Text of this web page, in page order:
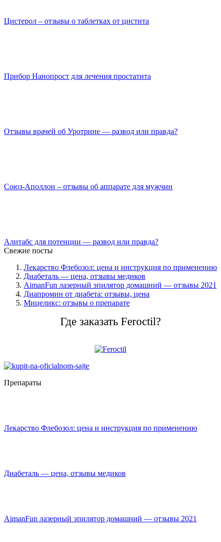
Цистерол – отзывы о таблетках от цистита
Прибор Нанопрост для лечения простатита
Отзывы врачей об Уротрине — развод или правда?
Союз-Аполлон – отзывы об аппарате для мужчин
Алитабс для потенции — развод или правда?
Свежие посты
Лекарство Флебозол: цена и инструкция по применению
Диабеталь — цена, отзывы медиков
AimanFun лазерный эпилятор домашний — отзывы 2021
Диапромин от диабета: отзывы, цена
Мицеликс: отзывы о препарате
Где заказать Feroctil?
Препараты
Лекарство Флебозол: цена и инструкция по применению
Диабеталь — цена, отзывы медиков
AimanFun лазерный эпилятор домашний — отзывы 2021